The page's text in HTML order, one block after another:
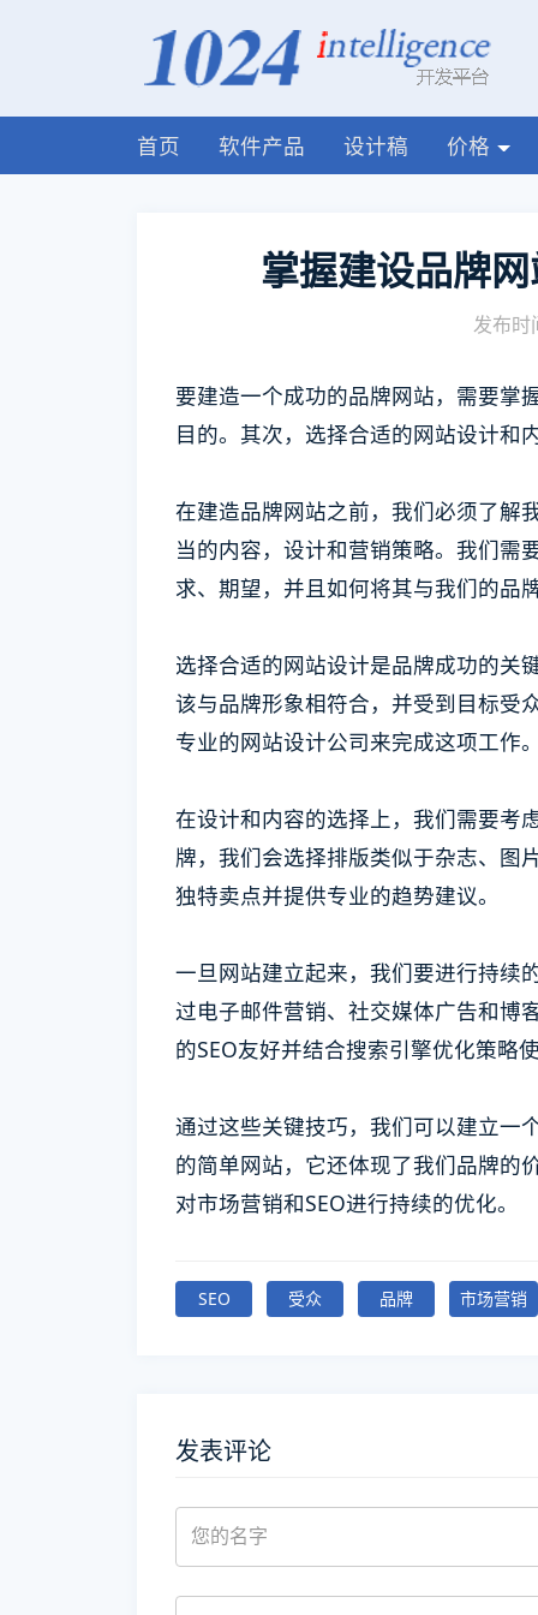
首页 软件产品 设计稿 价格
掌握建设品牌
发布时
要建造一个成功的品牌网站，需要掌
目的。其次，选择合适的网站设计和
在建造品牌网站之前，我们必须了解
当的内容，设计和营销策略。我们需
求、期望，并且如何将其与我们的品
选择合适的网站设计是品牌成功的关
该与品牌形象相符合，并受到目标受
专业的网站设计公司来完成这项工作
在设计和内容的选择上，我们需要考
牌，我们会选择排版类似于杂志、图
独特卖点并提供专业的趋势建议。
一旦网站建立起来，我们要进行持续
过电子邮件营销、社交媒体广告和博
的SEO友好并结合搜索引擎优化策略
通过这些关键技巧，我们可以建立一
的简单网站，它还体现了我们品牌的
对市场营销和SEO进行持续的优化。
SEO 受众 品牌 市场营销
发表评论